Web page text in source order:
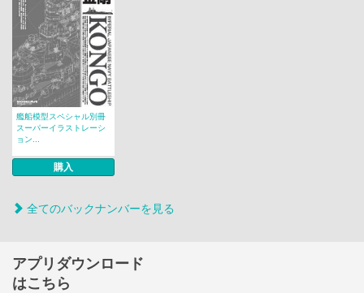
艦船模型スペシャル別冊
スーパーイラストレーシ
ョン...
購入
全てのバックナンバーを見る
アプリダウンロード
はこちら